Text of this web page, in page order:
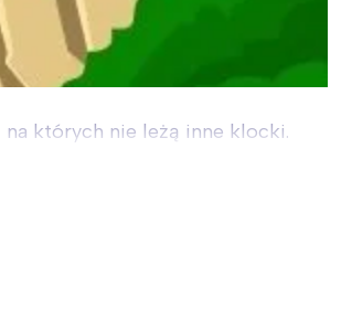
których nie leżą inne klocki.